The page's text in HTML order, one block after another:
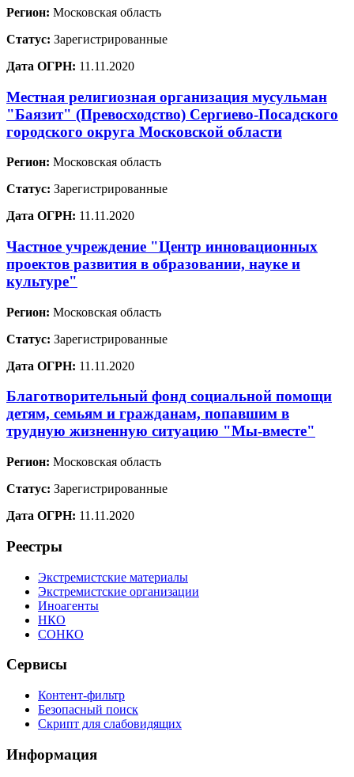
Регион: Московская область
Статус: Зарегистрированные
Дата ОГРН: 11.11.2020
Местная религиозная организация мусульман
"Баязит" (Превосходство) Сергиево-Посадского
городского округа Московской области
Регион: Московская область
Статус: Зарегистрированные
Дата ОГРН: 11.11.2020
Частное учреждение "Центр инновационных
проектов развития в образовании, науке и
культуре"
Регион: Московская область
Статус: Зарегистрированные
Дата ОГРН: 11.11.2020
Благотворительный фонд социальной помощи
детям, семьям и гражданам, попавшим в
трудную жизненную ситуацию "Мы-вместе"
Регион: Московская область
Статус: Зарегистрированные
Дата ОГРН: 11.11.2020
Реестры
Экстремистские материалы
Экстремистские организации
Иноагенты
НКО
СОНКО
Сервисы
Контент-фильтр
Безопасный поиск
Скрипт для слабовидящих
Информация